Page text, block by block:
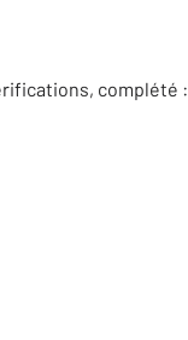
complété :